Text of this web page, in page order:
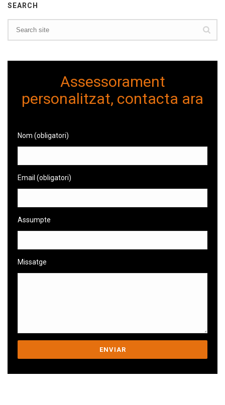
SEARCH
Assessorament
personalitzat, contacta ara
Nom (obligatori)
Email (obligatori)
Assumpte
Missatge